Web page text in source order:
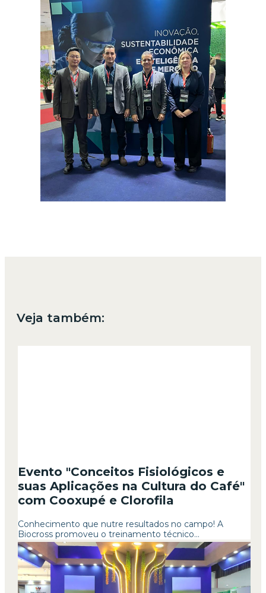
Veja também:
Evento "Conceitos Fisiológicos e
suas Aplicações na Cultura do Café"
com Cooxupé e Clorofila
Conhecimento que nutre resultados no campo! A
Biocross promoveu o treinamento técnico...